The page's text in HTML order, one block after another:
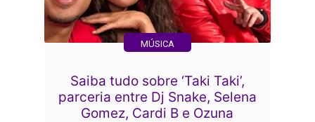
MÚSICA
Saiba tudo sobre ‘Taki Taki’,
parceria entre Dj Snake, Selena
Gomez, Cardi B e Ozuna